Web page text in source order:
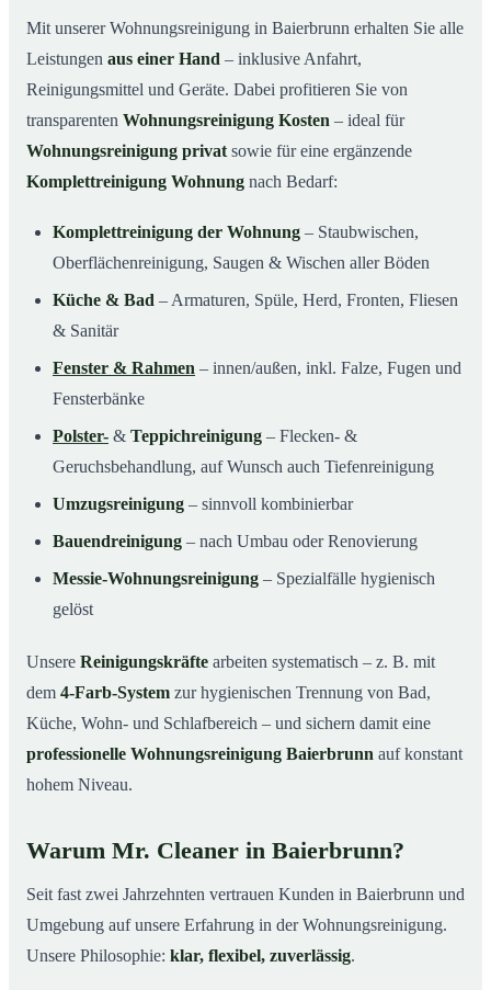
Mit unserer Wohnungsreinigung in Baierbrunn erhalten Sie alle
Leistungen aus einer Hand – inklusive Anfahrt,
Reinigungsmittel und Geräte. Dabei profitieren Sie von
transparenten Wohnungsreinigung Kosten – ideal für
Wohnungsreinigung privat sowie für eine ergänzende
Komplettreinigung Wohnung nach Bedarf:
Komplettreinigung der Wohnung – Staubwischen,
Oberflächenreinigung, Saugen & Wischen aller Böden
Küche & Bad – Armaturen, Spüle, Herd, Fronten, Fliesen
& Sanitär
Fenster & Rahmen – innen/außen, inkl. Falze, Fugen und
Fensterbänke
Polster- & Teppichreinigung – Flecken- &
Geruchsbehandlung, auf Wunsch auch Tiefenreinigung
Umzugsreinigung – sinnvoll kombinierbar
Bauendreinigung – nach Umbau oder Renovierung
Messie-Wohnungsreinigung – Spezialfälle hygienisch
gelöst
Unsere Reinigungskräfte arbeiten systematisch – z. B. mit
dem 4-Farb-System zur hygienischen Trennung von Bad,
Küche, Wohn- und Schlafbereich – und sichern damit eine
professionelle Wohnungsreinigung Baierbrunn auf konstant
hohem Niveau.
Warum Mr. Cleaner in Baierbrunn?
Seit fast zwei Jahrzehnten vertrauen Kunden in Baierbrunn und
Umgebung auf unsere Erfahrung in der Wohnungsreinigung.
Unsere Philosophie: klar, flexibel, zuverlässig.